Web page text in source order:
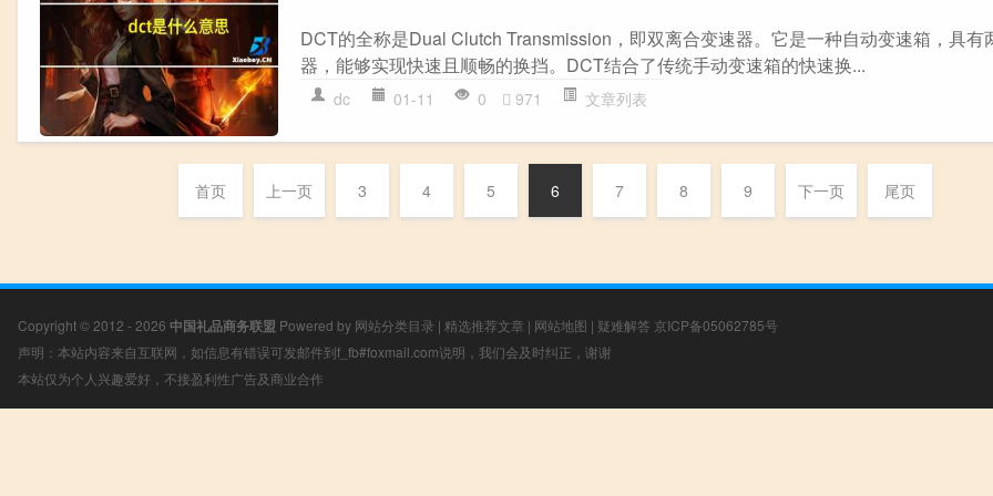
DCT的全称是Dual Clutch Transmission，即双离合变速器。它是一种自动变速箱，具有
器，能够实现快速且顺畅的换挡。DCT结合了传统手动变速箱的快速换...
dc 01-11 0 971 文章列表
首页 上一页 3 4 5 6 7 8 9 下一页 尾页
Copyright © 2012 - 2026 中国礼品商务联盟 Powered by 网站分类目录 | 精选推荐文章 | 网站地图 | 疑难解答 京ICP备05062785号
声明：本站内容来自互联网，如信息有错误可发邮件到f_fb#foxmail.com说明，我们会及时纠正，谢谢
本站仅为个人兴趣爱好，不接盈利性广告及商业合作